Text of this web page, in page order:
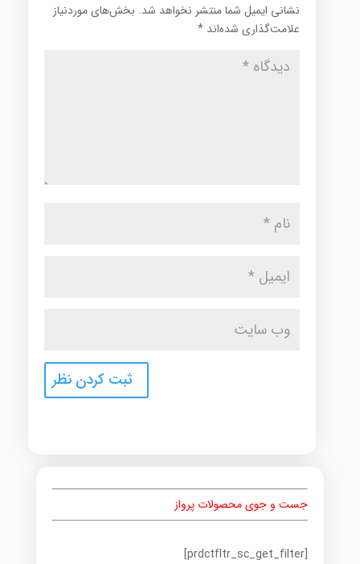
نشانی ایمیل شما منتشر نخواهد شد. بخش‌های موردنیاز
علامت‌گذاری شده‌اند *
جست و جوی محصولات پرواز
[prdctfltr_sc_get_filter]